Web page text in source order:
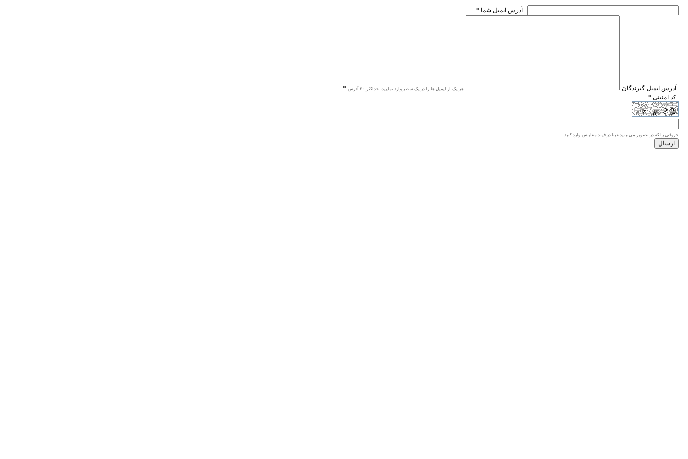
* آدرس ايميل شما
* آدرس ايميل گيرندگان هر یک از ایمیل ها را در یک سطر وارد نمایید، حداکثر ۲۰ آدرس
* کد امنیتی
حروفي را كه در تصوير مي‌بينيد عينا در فيلد مقابلش وارد كنيد